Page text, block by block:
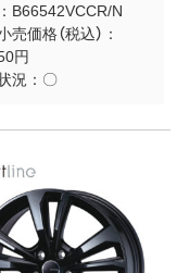
B66542VCCR/N
売価格（税込）：
円
況： 〇